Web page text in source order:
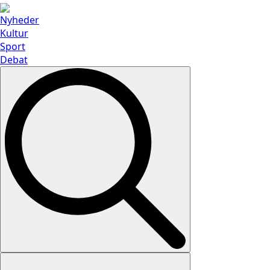
Nyheder
Kultur
Sport
Debat
Search